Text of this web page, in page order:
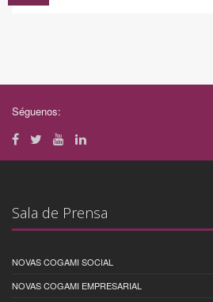
Séguenos:
Sala de Prensa
NOVAS COGAMI SOCIAL
NOVAS COGAMI EMPRESARIAL